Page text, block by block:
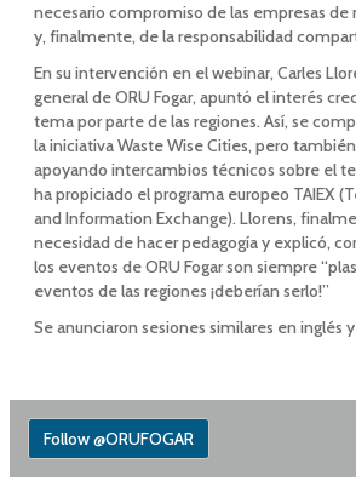
necesario compromiso de las empresas de
y, finalmente, de la responsabilidad
En su intervención en el webinar, Carles
general de ORU Fogar, apuntó el interés
tema por parte de las regiones. Así, se
la iniciativa Waste Wise Cities, pero
apoyando intercambios técnicos sobre el
ha propiciado el programa europeo TAIEX
and Information Exchange). Llorens,
necesidad de hacer pedagogía y explicó,
los eventos de ORU Fogar son siempre
eventos de las regiones ¡deberían serlo!”
Se anunciaron sesiones similares en inglés
Follow @ORUFOGAR